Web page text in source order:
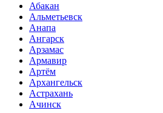
Абакан
Альметьевск
Анапа
Ангарск
Арзамас
Армавир
Артём
Архангельск
Астрахань
Ачинск